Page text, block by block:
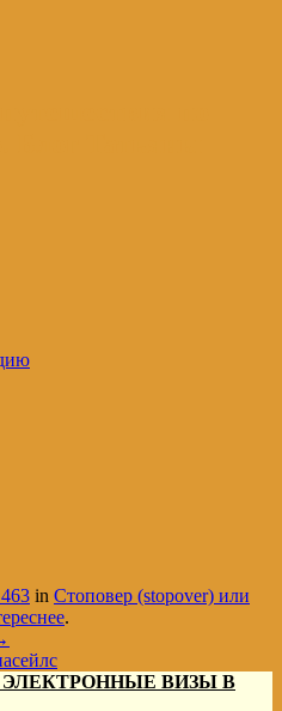
in Стоповер (stopover) или
.
ВИЗЫ В